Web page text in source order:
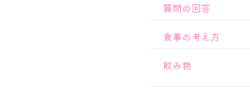
質問の回答
食事の考え方
飲み物